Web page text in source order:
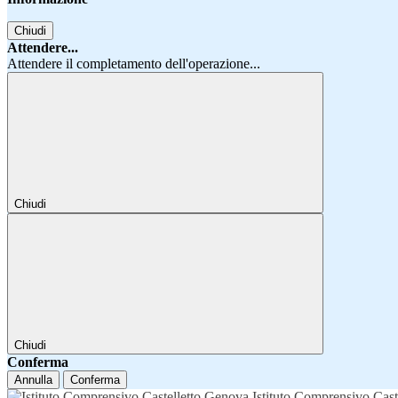
Chiudi
Attendere...
Attendere il completamento dell'operazione...
Chiudi
Chiudi
Conferma
Annulla Conferma